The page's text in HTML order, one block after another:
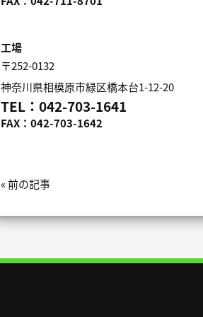
工場
〒252-0132
神奈川県相模原市緑区橋本台1-12-20
TEL：042-703-1641
FAX：042-703-1642
« 前の記事